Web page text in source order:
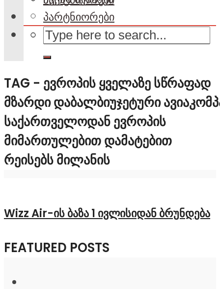
პარტნიორები
TAG - ᲔᲕᲠᲝᲞᲘᲡ ᲧᲕᲔᲚᲐᲖᲔ ᲡᲬᲠᲐᲤᲐᲓ
ᲛᲖᲐᲠᲓᲘ ᲓᲐᲑᲐᲚᲑᲘᲣᲯᲔᲢᲣᲠᲘ
ᲡᲐᲥᲐᲠᲗᲕᲔᲚᲝᲓᲐᲜ ᲔᲕᲠᲝᲞᲘᲡ
ᲛᲘᲛᲐᲠᲗᲣᲚᲔᲑᲘᲗ ᲓᲐᲛᲐᲢᲔᲑᲘᲗ
ᲠᲔᲘᲡᲔᲑᲡ ᲛᲘᲚᲐᲜᲘᲡ
Wizz Air-ის ბაზა 1 ივლისიდან ბრუნდება
FEATURED POSTS